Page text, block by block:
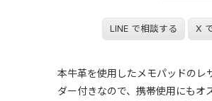
LINE で相談する X
本牛革を使用したメモパッドのレ
ダー付きなので、携帯使用にもオ